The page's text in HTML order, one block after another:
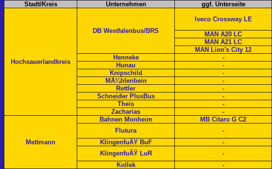
Stadt/Kreis Unternehmen ggf. Unterseite
Hochsauerlandkreis
DB Westfalenbus/BRS
Iveco Crossway LE
MAN A20 LC
MAN A21 LC
MAN Lion's City 12
Henneke
-
Hunau
-
Knipschild
-
MÃ¼hlenbein
-
Rettler
-
Schneider PlusBus
-
Theis
-
Zacharias
-
Mettmann
Bahnen Monheim MB Citaro G C2
Flutura
-
KlingenfuÃŸ BuF
-
KlingenfuÃŸ LuR
-
Kollek
-